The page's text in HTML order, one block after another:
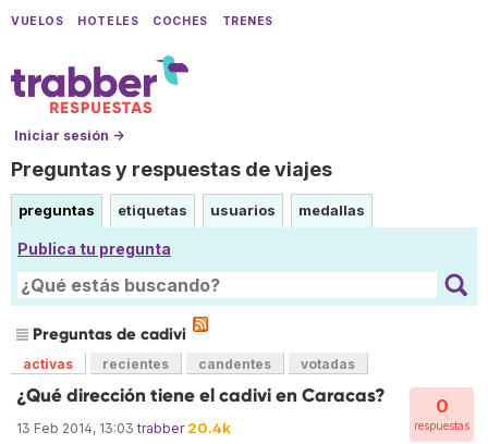
VUELOS HOTELES COCHES TRENES
Iniciar sesión →
Preguntas y respuestas de viajes
preguntas etiquetas usuarios medallas
Publica tu pregunta
Preguntas de cadivi
activas recientes candentes votadas
0
respuestas
¿Qué dirección tiene el cadivi en Caracas?
13 Feb 2014, 13:03 trabber 20.4k